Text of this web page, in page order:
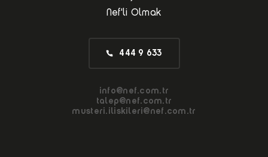
Nef'li Olmak
444 9 633
info@nef.com.tr
talep@nef.com.tr
musteri.iliskileri@nef.com.tr